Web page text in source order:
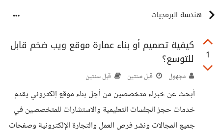
هندسة البرمجيات
1
كيفية تصميم أو بناء عمارة موقع ويب ضخم قابل
للتوسع؟
مجهول قبل سنتين قبل سنتين
أبحث عن خبراء متخصصين من أجل بناء موقع إلكتروني يقدم
خدمات حجز الجلسات التعليمية والاستشارات للمتخصصين في
جميع المجالات ونشر فرص العمل والتجارة الإلكترونية وصفحات